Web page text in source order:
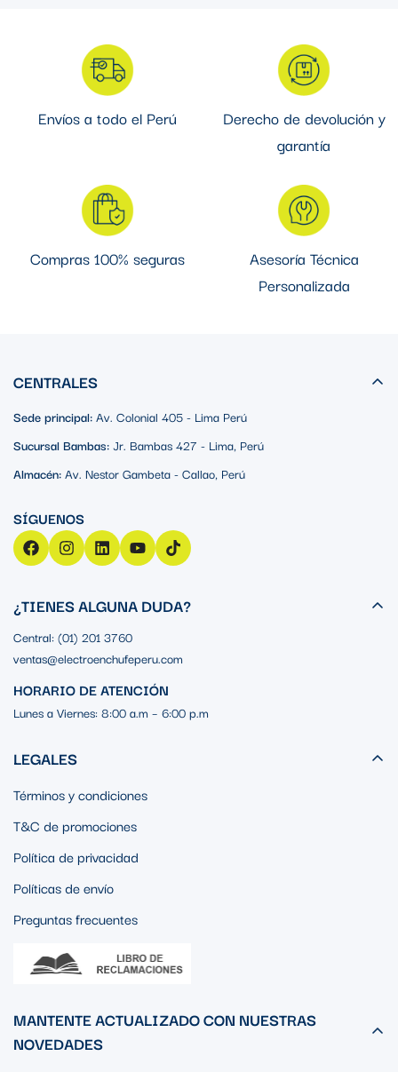
Envíos a todo el Perú
Derecho de devolución y
garantía
Compras 100% seguras
Asesoría Técnica
Personalizada
CENTRALES
Sede principal:Av. Colonial 405 - Lima Perú
Sucursal Bambas:Jr. Bambas 427 - Lima, Perú
Almacén:Av. Nestor Gambeta - Callao, Perú
¿TIENES ALGUNA DUDA?
Central: (01) 201 3760
ventas@electroenchufeperu.com
HORARIO DE ATENCIÓN
Lunes a Viernes: 8:00 a.m – 6:00 p.m
LEGALES
Términos y condiciones
T&C de promociones
Política de privacidad
Políticas de envío
Preguntas frecuentes
MANTENTE ACTUALIZADO CON NUESTRAS
NOVEDADES